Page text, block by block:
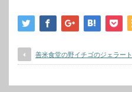
善米食堂の野イチゴのジェラート